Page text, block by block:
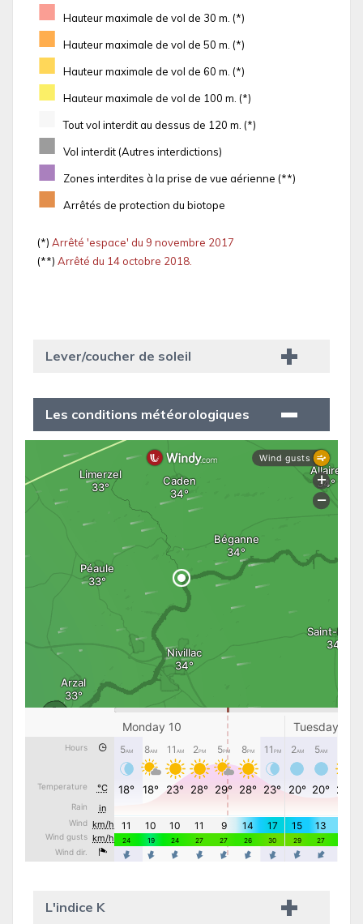
■ Hauteur maximale de vol de 30 m. (*)
■ Hauteur maximale de vol de 50 m. (*)
■ Hauteur maximale de vol de 60 m. (*)
■ Hauteur maximale de vol de 100 m. (*)
Tout vol interdit au dessus de 120 m. (*)
■ Vol interdit (Autres interdictions)
■ Zones interdites à la prise de vue aérienne (**)
■ Arrêtés de protection du biotope
(*) Arrêté 'espace' du 9 novembre 2017
(**) Arrêté du 14 octobre 2018.
Lever/coucher de soleil
Les conditions météorologiques
L'indice K